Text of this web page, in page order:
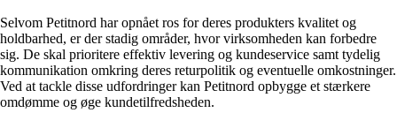
Selvom Petitnord har opnået ros for deres produkters kvalitet og
holdbarhed, er der stadig områder, hvor virksomheden kan forbedre
sig. De skal prioritere effektiv levering og kundeservice samt tydelig
kommunikation omkring deres returpolitik og eventuelle omkostninger.
Ved at tackle disse udfordringer kan Petitnord opbygge et stærkere
omdømme og øge kundetilfredsheden.